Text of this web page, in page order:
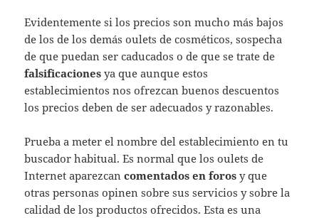
Evidentemente si los precios son mucho más bajos
de los de los demás oulets de cosméticos, sospecha
de que puedan ser caducados o de que se trate de
falsificaciones ya que aunque estos
establecimientos nos ofrezcan buenos descuentos
los precios deben de ser adecuados y razonables.
Prueba a meter el nombre del establecimiento en tu
buscador habitual. Es normal que los oulets de
Internet aparezcancomentados en foros y que
otras personas opinen sobre sus servicios y sobre la
calidad de los productos ofrecidos. Esta es una